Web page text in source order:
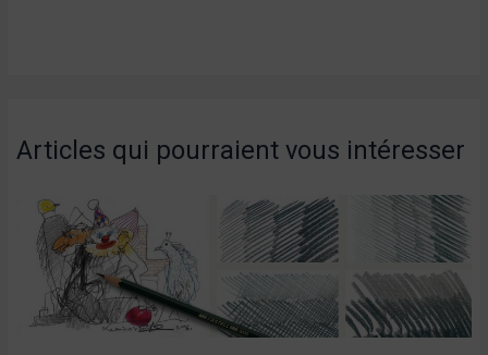
Articles qui pourraient vous intéresser